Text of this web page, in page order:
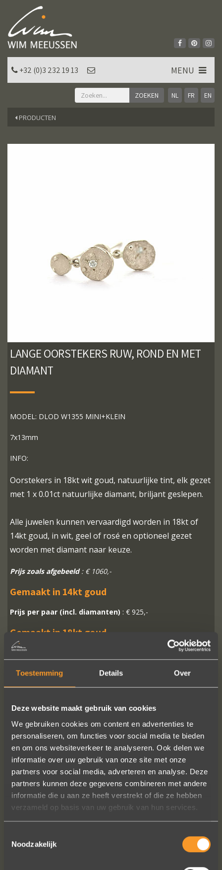
Toestemming Details Over
Deze website maakt gebruik van cookies
We gebruiken cookies om content en advertenties te
personaliseren, om functies voor social media te bieden
en om ons websiteverkeer te analyseren. Ook delen we
informatie over uw gebruik van onze site met onze
partners voor social media, adverteren en analyse. Deze
partners kunnen deze gegevens combineren met andere
informatie die u aan ze heeft verstrekt of die ze hebben
verzameld op basis van uw gebruik van hun services.
Noodzakelijk
NL FR EN
+32 (0)3 232 19 13 MENU
PRODUCTEN
LANGE OORSTEKERS RUW, ROND EN MET
DIAMANT
MODEL: DLOD W1355 MINI+KLEIN
7x13mm
INFO:
Oorstekers in 18kt wit goud, natuurlijke tint, elk gezet
met 1 x 0.01ct natuurlijke diamant, briljant geslepen.
Alle juwelen kunnen vervaardigd worden in 18kt of
14kt goud, in wit, geel of rosé en optioneel gezet
worden met diamant naar keuze.
Prijs zoals afgebeeld: € 1060,-
Gemaakt in 14kt goud
Prijs per paar (incl. diamanten) : € 925,-
Gemaakt in 18kt goud
Prijs per paar (incl. diamanten)
VOLG ONS OP SOCIALE MEDIA
Wat een vakmanschap! De sierraden